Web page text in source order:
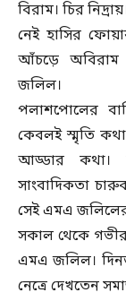
বিরাম। চির
নেই হাসির
আঁচড়ে অবিরাম
জলিল।
পলাশপোলের
কেবলই স্মৃতি
আড্ডার কথা।
সাংবাদিকতা
সেই এমএ
সকাল থেকে গভীর
এমএ জলিল।
নেত্রে দেখতেন